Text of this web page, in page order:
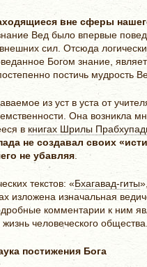
вне сферы
Вед было впервые
сил. Отсюда логически
Богом знание,
постичь мудрость
из уст в уста от
Она возникла
в книгах Шрилы
не создавал своих
не убавляя.
текстов: «Бхагавад-гиты
изначальная
комментарии к ним
человеческого общества.
постижения Бога